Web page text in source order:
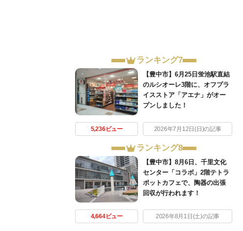
ランキング7
【豊中市】6月25日蛍池駅直結
のルシオーレ3階に、オフプラ
イスストア「アエナ」がオー
プンしました！
5,236ビュー 2026年7月12日(日)の記事
ランキング8
【豊中市】8月6日、千里文化
センター「コラボ」2階テトラ
ポットカフェで、陶器の出張
回収が行われます！
4,664ビュー 2026年8月1日(土)の記事